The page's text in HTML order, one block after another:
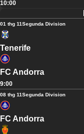
10:00
01 thg 11Segunda Division
Tenerife
FC Andorra
9:00
08 thg 11Segunda Division
FC Andorra